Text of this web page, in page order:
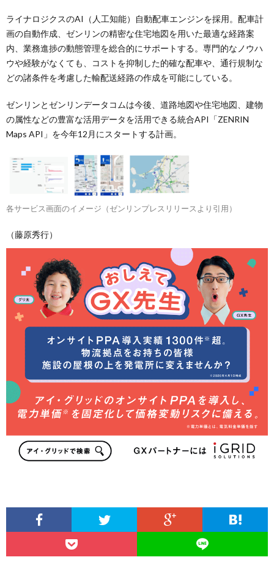
ライナロジクスのAI（人工知能）自動配車エンジンを採用。配車計
画の自動作成、ゼンリンの精密な住宅地図を用いた最適な経路案
内、業務進捗の動態管理を総合的にサポートする。専門的なノウハ
ウや経験がなくても、コストを抑制した的確な配車や、通行規制な
どの諸条件を考慮した輸配送経路の作成を可能にしている。
ゼンリンとゼンリンデータコムは今後、道路地図や住宅地図、建物
の属性などの豊富な活用データを活用できる統合API「ZENRIN
Maps API」を今年12月にスタートする計画。
各サービス画面のイメージ（ゼンリンプレスリリースより引用）
（藤原秀行）